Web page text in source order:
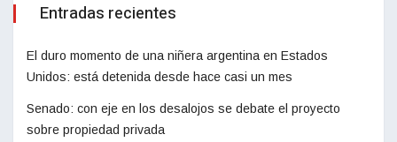
Entradas recientes
El duro momento de una niñera argentina en Estados
Unidos: está detenida desde hace casi un mes
Senado: con eje en los desalojos se debate el proyecto
sobre propiedad privada